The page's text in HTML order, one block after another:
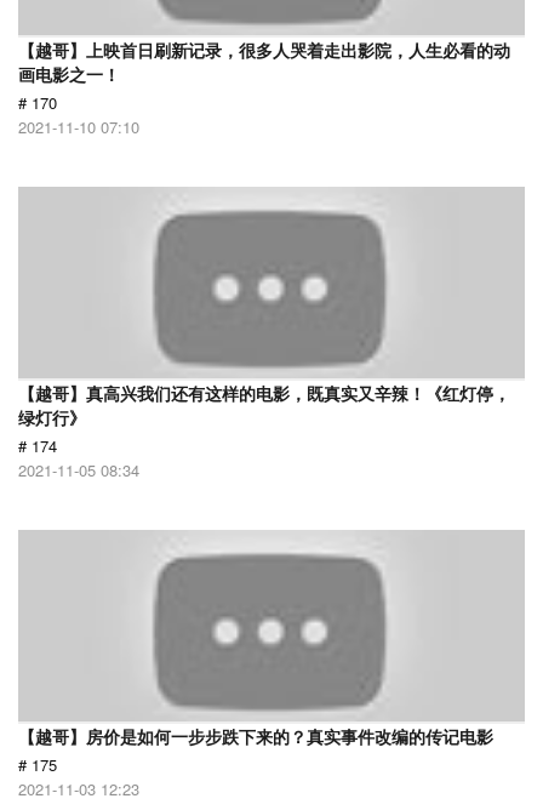
【越哥】上映首日刷新记录，很多人哭着走出影院，人生必看的动
画电影之一！
# 170
2021-11-10 07:10
【越哥】真高兴我们还有这样的电影，既真实又辛辣！《红灯停，
绿灯行》
# 174
2021-11-05 08:34
【越哥】房价是如何一步步跌下来的？真实事件改编的传记电影
# 175
2021-11-03 12:23